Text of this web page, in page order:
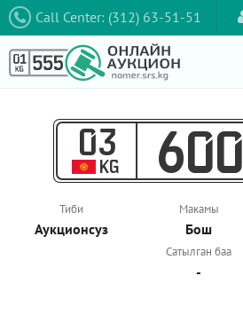
Call Center: (312) 63-51-51
03
KG 600
Тиби
Аукционcуз
Макамы
Бош
Сатылган баа
-